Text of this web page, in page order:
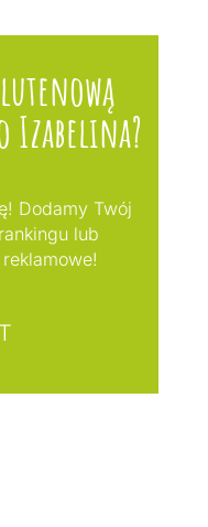
Izabelina?
Dodamy Twój
lub